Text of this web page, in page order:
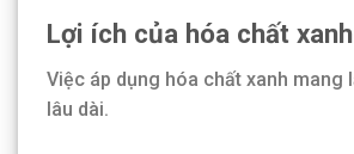
Lợi ích của hóa chất xanh
Việc áp dụng hóa chất xanh mang
lâu dài.